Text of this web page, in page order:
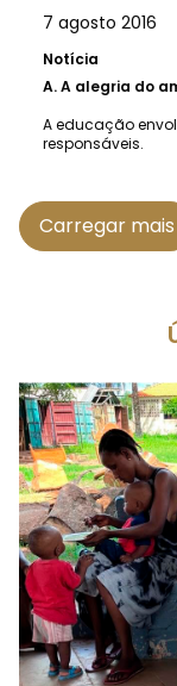
7 agosto 2016
Notícia
A.A alegria do
A educação
responsáveis.
Carregar mais